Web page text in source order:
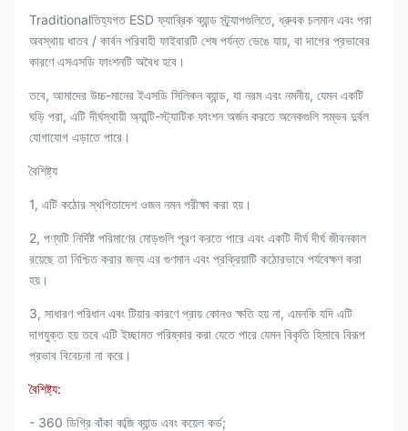
Traditionalতিহ্যগত ESD ফ্যাব্রিক ব্যান্ড স্ট্র্যাপগুলিতে, ধ্রুবক চলমান এবং পরা
অবস্থায় ধাতব / কার্বন পরিবাহী ফাইবারটি শেষ পর্যন্ত ভেঙে যায়, বা দাগের প্রভাবের
কারণে এসএসডি ফাংশনটি অবৈধ হবে।
তবে, আমাদের উচ্চ-মানের ইএসডি সিলিকন ব্যান্ড, যা নরম এবং নমনীয়, যেমন একটি
ঘড়ি পরা, এটি দীর্ঘস্থায়ী অ্যান্টি-স্ট্যাটিক ফাংশন অর্জন করতে অনেকগুলি সম্ভব দুর্বল
যোগাযোগ এড়াতে পারে।
বৈশিষ্ট্য
1, এটি কঠোর স্থগিতাদেশ ওজন নমন পরীক্ষা করা হয়।
2, পণ্যটি নির্দিষ্ট পরিমাণের মোড়গুলি পূরণ করতে পারে এবং একটি দীর্ঘ দীর্ঘ জীবনকাল
রয়েছে তা নিশ্চিত করার জন্য এর গুণমান এবং প্রক্রিয়াটি কঠোরভাবে পর্যবেক্ষণ করা
হয়।
3, সাধারণ পরিধান এবং টিয়ার কারণে প্রায় কোনও ক্ষতি হয় না, এমনকি যদি এটি
দাগযুক্ত হয় তবে এটি ইচ্ছামত পরিষ্কার করা যেতে পারে যেমন বিকৃতি হিসাবে বিরূপ
প্রভাব বিবেচনা না করে।
বৈশিষ্ট্য:
- 360 ডিগ্রি বাঁকা কব্জি ব্যান্ড এবং কয়েল কর্ড;